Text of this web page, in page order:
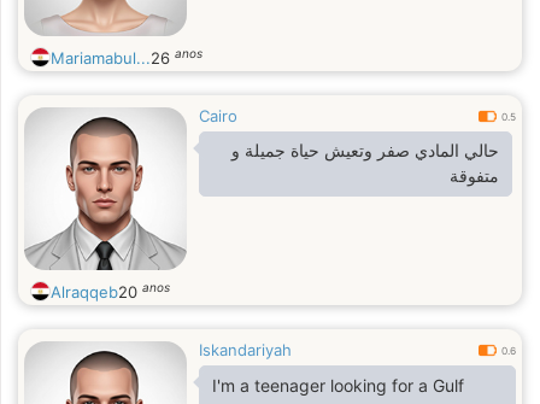
Mariamabul...26 anos
Cairo 0.5
حالي المادي صفر وتعيش حياة جميلة و
متفوقة
Alraqqeb20 anos
Iskandariyah 0.6
I'm a teenager looking for a Gulf